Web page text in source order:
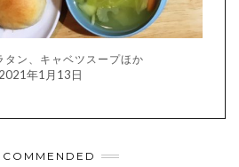
タン、キャベツスープほか
2021年1月13日